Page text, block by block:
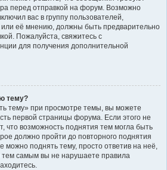
перед отправкой на форум. Возможно
вас в группу пользователей,
её мнению, должны быть предварительно
Пожалуйста, свяжитесь с
для получения дополнительной
тему?
тему» при просмотре темы, вы можете
первой страницы форума. Если этого не
что возможность поднятия тем могла быть
должно пройти до повторного поднятия
поднять тему, просто ответив на неё,
тем самым вы не нарушаете правила